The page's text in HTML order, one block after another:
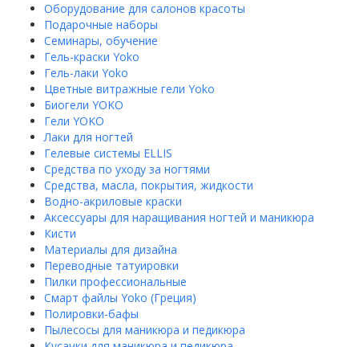
Оборудование для салонов красоты
Подарочные наборы
Семинары, обучение
Гель-краски Yoko
Гель-лаки Yoko
Цветные витражные гели Yoko
Биогели YOKO
Гели YOKO
Лаки для ногтей
Гелевые системы ELLIS
Средства по уходу за ногтями
Средства, масла, покрытия, жидкости
Водно-акриловые краски
Аксессуары для наращивания ногтей и маникюра
Кисти
Материалы для дизайна
Переводные татуировки
Пилки профессиональные
Смарт файлы Yoko (Греция)
Полировки-бафы
Пылесосы для маникюра и педикюра